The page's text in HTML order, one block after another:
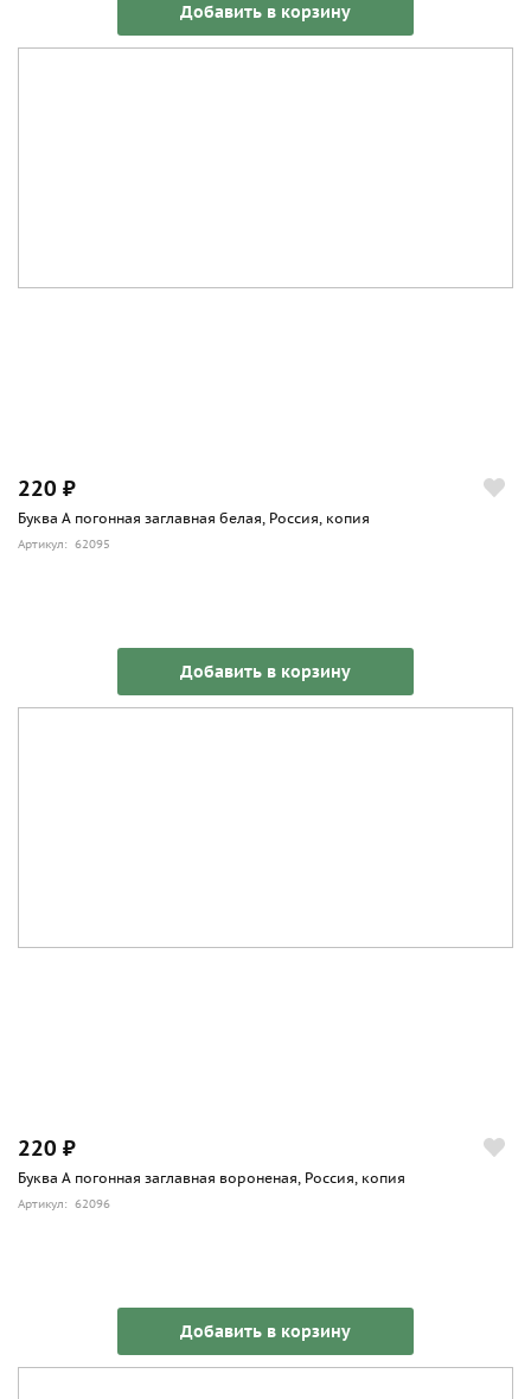
Добавить в корзину
220 ₽
Буква А погонная заглавная белая, Россия, копия
Артикул: 62095
Добавить в корзину
220 ₽
Буква А погонная заглавная вороненая, Россия, копия
Артикул: 62096
Добавить в корзину